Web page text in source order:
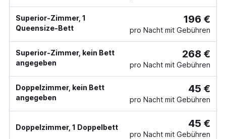
Superior-Zimmer, 1
Queensize-Bett
196 €
pro Nacht mit Gebühren
Superior-Zimmer, kein Bett
angegeben
268 €
pro Nacht mit Gebühren
Doppelzimmer, kein Bett
angegeben
45 €
pro Nacht mit Gebühren
Doppelzimmer, 1 Doppelbett 45 €
pro Nacht mit Gebühren